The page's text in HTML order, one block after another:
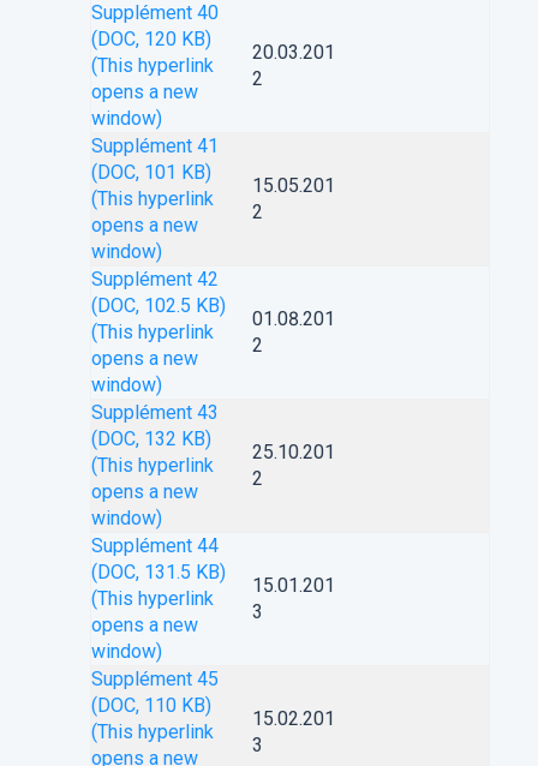
Supplément 40
(DOC, 120 KB)
(This hyperlink
opens a new
window)
20.03.201
2
Supplément 41
(DOC, 101 KB)
(This hyperlink
opens a new
window)
15.05.201
2
Supplément 42
(DOC, 102.5 KB)
(This hyperlink
opens a new
window)
01.08.201
2
Supplément 43
(DOC, 132 KB)
(This hyperlink
opens a new
window)
25.10.201
2
Supplément 44
(DOC, 131.5 KB)
(This hyperlink
opens a new
window)
15.01.201
3
Supplément 45
(DOC, 110 KB)
(This hyperlink
opens a new
15.02.201
3